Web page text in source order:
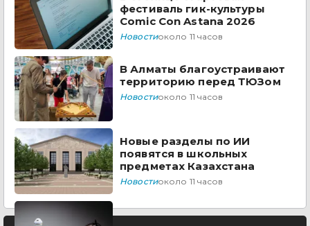
фестиваль гик-культуры
Comic Con Astana 2026
Новостиоколо 11 часов
В Алматы благоустраивают
территорию перед ТЮЗом
Новостиоколо 11 часов
Новые разделы по ИИ
появятся в школьных
предметах Казахстана
Новостиоколо 11 часов